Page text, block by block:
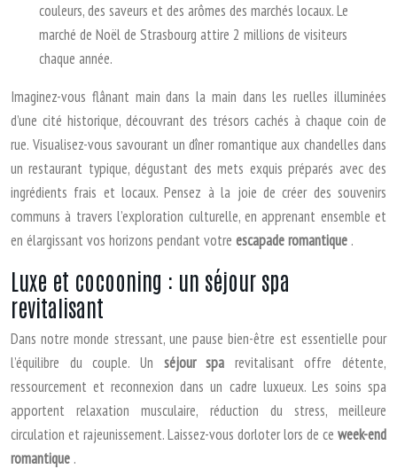
couleurs, des saveurs et des arômes des marchés locaux. Le
marché de Noël de Strasbourg attire 2 millions de visiteurs
chaque année.
Imaginez-vous flânant main dans la main dans les ruelles illuminées
d’une cité historique, découvrant des trésors cachés à chaque coin de
rue. Visualisez-vous savourant un dîner romantique aux chandelles dans
un restaurant typique, dégustant des mets exquis préparés avec des
ingrédients frais et locaux. Pensez à la joie de créer des souvenirs
communs à travers l’exploration culturelle, en apprenant ensemble et
en élargissant vos horizons pendant votre escapade romantique .
Luxe et cocooning : un séjour spa
revitalisant
Dans notre monde stressant, une pause bien-être est essentielle pour
l’équilibre du couple. Un séjour spa revitalisant offre détente,
ressourcement et reconnexion dans un cadre luxueux. Les soins spa
apportent relaxation musculaire, réduction du stress, meilleure
circulation et rajeunissement. Laissez-vous dorloter lors de ce week-end
romantique .